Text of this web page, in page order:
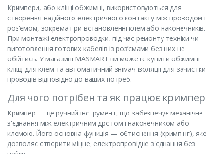
Кримпери, або кліщі обжимні, використовуються для
створення надійного електричного контакту між проводом і
роз'ємом, зокрема при встановленні клем або наконечників.
При монтажі електропроводки, під час ремонту техніки чи
виготовлення готових кабелів із роз’ємами без них не
обійтись. У магазині MASMART ви можете купити обжимні
кліщі для клем та автоматичний знімач ізоляції для зачистки
проводів відповідно до ваших потреб.
Для чого потрібен та як працює кримпер
Кримпер — це ручний інструмент, що забезпечує механічне
з'єднання між електричним дротом і наконечником або
клемою. Його основна функція — обтиснення (кримпінг), яке
дозволяє створити міцне, електропровідне з'єднання без